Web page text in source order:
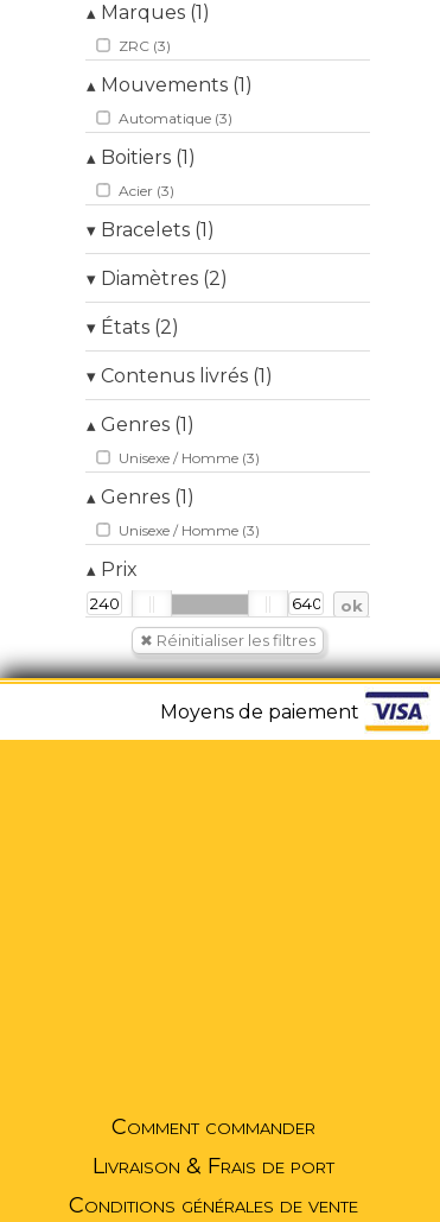
Patek Philippe
Rado
Rolex
Tag Heuer
Tudor
Universal Genève
Vacheron Constantin
Van Cleef & Arpels
Vulcain
Zénith
▴ Marques (1)
ZRC (3)
▴ Mouvements (1)
Automatique (3)
▴ Boitiers (1)
Acier (3)
▾ Bracelets (1)
▾ Diamètres (2)
39mm (2)
▾ États (2)
Très bon (2)
▾ Contenus livrés (1)
▴ Genres (1)
Unisexe / Homme (3)
▴ Genres (1)
Unisexe / Homme (3)
▴ Prix
Moyens de paiement
Comment commander
Livraison & Frais de port
Conditions générales de vente